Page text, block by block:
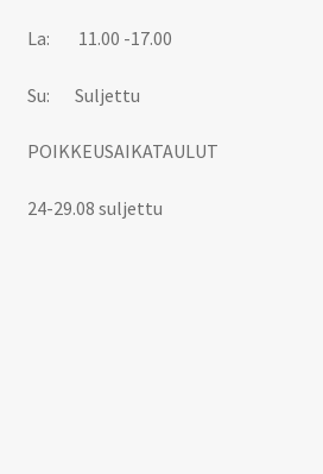
La: 11.00 -17.00
Su: Suljettu
POIKKEUSAIKATAULUT
24-29.08 suljettu